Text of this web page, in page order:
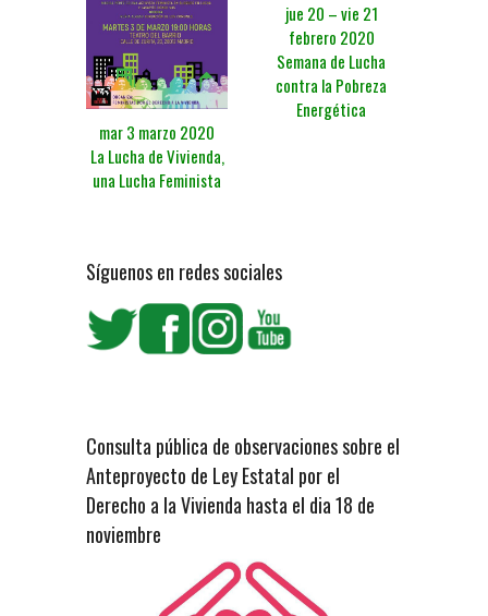
mar 3 marzo 2020
La Lucha de Vivienda,
una Lucha Feminista
jue 20 – vie 21
febrero 2020
Semana de Lucha
contra la Pobreza
Energética
Síguenos en redes sociales
Consulta pública de observaciones sobre el
Anteproyecto de Ley Estatal por el
Derecho a la Vivienda hasta el dia 18 de
noviembre